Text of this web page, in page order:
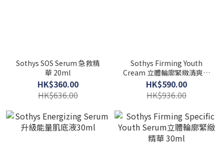
Sothys SOS Serum 急救精
華 20ml
HK$360.00
HK$636.00
Sothys Firming Youth
Cream 立體輪廓緊緻清爽面
霜 50ml
HK$590.00
HK$936.00